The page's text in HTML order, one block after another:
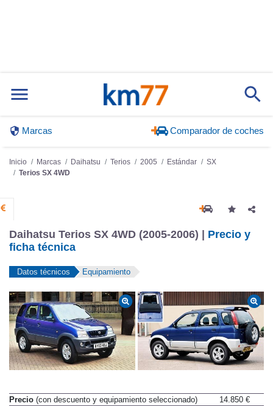
Marcas Comparador de coches
Inicio Marcas Daihatsu Terios 2005 Estándar
SX
Terios SX 4WD
Daihatsu Terios SX 4WD (2005-2006) | Precio y
ficha técnica
Datos técnicos Equipamiento
Precio (con descuento y equipamiento seleccionado)
14.850 €